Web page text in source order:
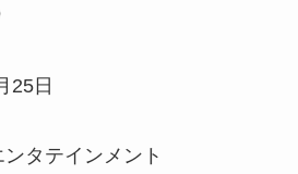
25日
タテインメント